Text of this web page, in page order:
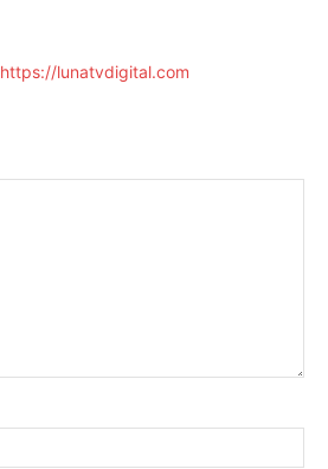
https://lunatvdigital.com